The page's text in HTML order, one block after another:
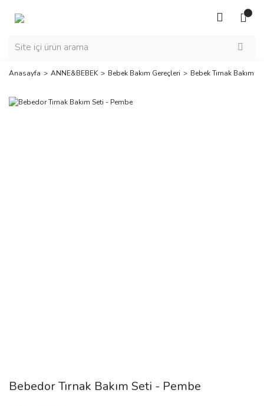
Anasayfa ANNE&BEBEK Bebek Bakım Gereçleri Bebek Tırnak Bakım
Bebedor Tırnak Bakım Seti - Pembe